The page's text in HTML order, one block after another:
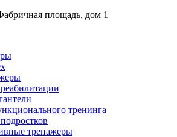
площадь, дом 1
тренинга
тренажеры